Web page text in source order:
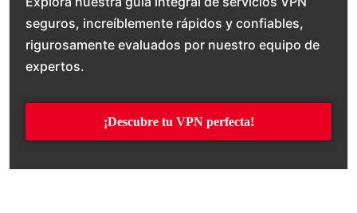
seguros, increíblemente rápidos y confiables,
rigurosamente evaluados por nuestro equipo de
expertos.
¡Descubre tu VPN perfecta!